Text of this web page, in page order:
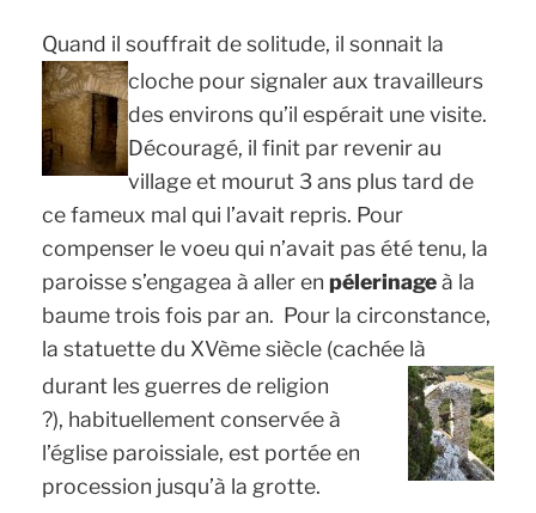
Quand il souffrait de solitude, il sonnait la
cloche poursignaler aux travailleurs
des environs qu’il espérait une visite.
Découragé, il finit par revenir au
village et mourut 3 ans plus tard de
ce fameux mal qui l’avait repris. Pour
compenser le voeu qui n’avait pas été tenu, la
paroisse s’engagea à aller enpélerinageà la
baume trois fois par an. Pour la circonstance,
la statuette du XVème siècle (cachée là
durant les guerres de religion
?), habituellement conservée à
l’église paroissiale, est portée en
procession jusqu’à la grotte.